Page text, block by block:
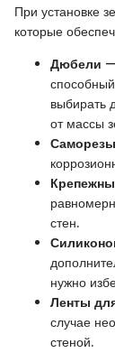
При установке
которые
Дюбели
выбирать
от массы
Саморезы
стен.
нужно
Ленты
случае
стеной.